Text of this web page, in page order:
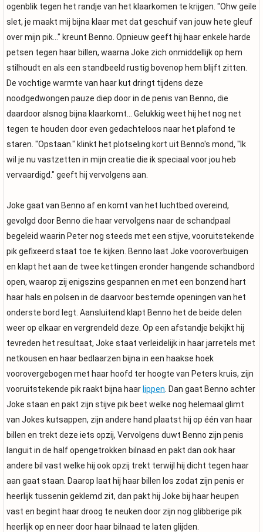
ogenblik tegen het randje van het klaarkomen te krijgen. "Ohw geile
slet, je maakt mij bijna klaar met dat geschuif van jouw hete gleuf
over mijn pik..." kreunt Benno. Opnieuw geeft hij haar enkele harde
petsen tegen haar billen, waarna Joke zich onmiddellijk op hem
stilhoudt en als een standbeeld rustig bovenop hem blijft zitten.
De vochtige warmte van haar kut dringt tijdens deze
noodgedwongen pauze diep door in de penis van Benno, die
daardoor alsnog bijna klaarkomt... Gelukkig weet hij het nog net
tegen te houden door even gedachteloos naar het plafond te
staren. "Opstaan." klinkt het plotseling kort uit Benno's mond, "Ik
wil je nu vastzetten in mijn creatie die ik speciaal voor jou heb
vervaardigd." geeft hij vervolgens aan.
Joke gaat van Benno af en komt van het luchtbed overeind,
gevolgd door Benno die haar vervolgens naar de schandpaal
begeleid waarin Peter nog steeds met een stijve, vooruitstekende
pik gefixeerd staat toe te kijken. Benno laat Joke vooroverbuigen
en klapt het aan de twee kettingen eronder hangende schandbord
open, waarop zij enigszins gespannen en met een bonzend hart
haar hals en polsen in de daarvoor bestemde openingen van het
onderste bord legt. Aansluitend klapt Benno het de beide delen
weer op elkaar en vergrendeld deze. Op een afstandje bekijkt hij
tevreden het resultaat, Joke staat verleidelijk in haar jarretels met
netkousen en haar bedlaarzen bijna in een haakse hoek
voorovergebogen met haar hoofd ter hoogte van Peters kruis, zijn
vooruitstekende pik raakt bijna haar lippen . Dan gaat Benno achter
Joke staan en pakt zijn stijve pik beet welke nog helemaal glimt
van Jokes kutsappen, zijn andere hand plaatst hij op één van haar
billen en trekt deze iets opzij, Vervolgens duwt Benno zijn penis
languit in de half opengetrokken bilnaad en pakt dan ook haar
andere bil vast welke hij ook opzij trekt terwijl hij dicht tegen haar
aan gaat staan. Daarop laat hij haar billen los zodat zijn penis er
heerlijk tussenin geklemd zit, dan pakt hij Joke bij haar heupen
vast en begint haar droog te neuken door zijn nog glibberige pik
heerlijk op en neer door haar bilnaad te laten glijden.